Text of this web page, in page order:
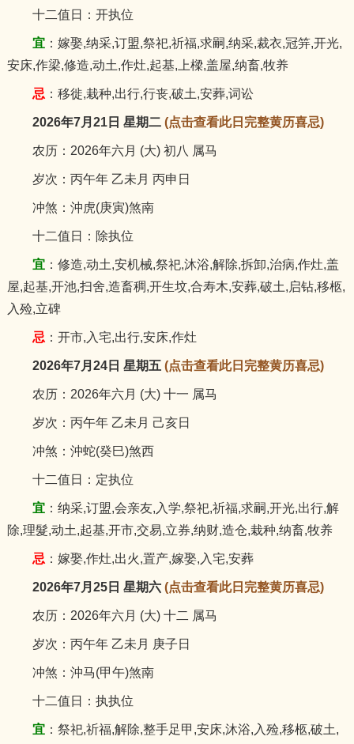
十二值日：开执位
宜：嫁娶,纳采,订盟,祭祀,祈福,求嗣,纳采,裁衣,冠笄,开光,
安床,作梁,修造,动土,作灶,起基,上樑,盖屋,纳畜,牧养
忌 ：移徙,栽种,出行,行丧,破土,安葬,词讼
2026年7月21日 星期二 (点击查看此日完整黄历喜忌)
农历：2026年六月 (大) 初八 属马
岁次：丙午年 乙未月 丙申日
冲煞：沖虎(庚寅)煞南
十二值日：除执位
宜：修造,动土,安机械,祭祀,沐浴,解除,拆卸,治病,作灶,盖
屋,起基,开池,扫舍,造畜稠,开生坟,合寿木,安葬,破土,启钻,移柩,
入殓,立碑
忌 ：开市,入宅,出行,安床,作灶
2026年7月24日 星期五 (点击查看此日完整黄历喜忌)
农历：2026年六月 (大) 十一 属马
岁次：丙午年 乙未月 己亥日
冲煞：沖蛇(癸巳)煞西
十二值日：定执位
宜：纳采,订盟,会亲友,入学,祭祀,祈福,求嗣,开光,出行,解
除,理髮,动土,起基,开市,交易,立券,纳财,造仓,栽种,纳畜,牧养
忌 ：嫁娶,作灶,出火,置产,嫁娶,入宅,安葬
2026年7月25日 星期六 (点击查看此日完整黄历喜忌)
农历：2026年六月 (大) 十二 属马
岁次：丙午年 乙未月 庚子日
冲煞：沖马(甲午)煞南
十二值日：执执位
宜：祭祀,祈福,解除,整手足甲,安床,沐浴,入殓,移柩,破土,